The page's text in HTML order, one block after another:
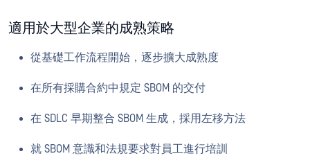
適用於大型企業的成熟策略
從基礎工作流程開始，逐步擴大成熟度
在所有採購合約中規定 SBOM 的交付
在 SDLC 早期整合 SBOM 生成，採用左移方法
就 SBOM 意識和法規要求對員工進行培訓